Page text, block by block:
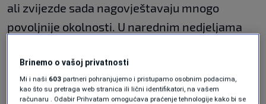
ali zvijezde sada nagovještavaju mnogo
povoljnije okolnosti. U narednim nedjeljama
i prilike koje će im pomoći da poprave
materijalnu situaciju.
Brinemo o vašoj privatnosti
Mi i naši 603 partneri pohranjujemo i pristupamo osobnim podacima,
kao što su pretraga web stranica ili lični identifikatori, na vašem
računaru . Odabir Prihvatam omogućava praćenje tehnologije kako bi se